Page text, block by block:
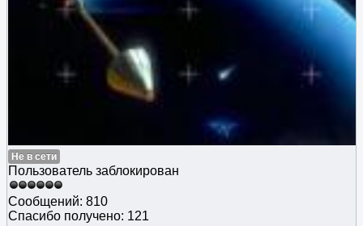
Не в сети
Пользователь заблокирован
Сообщений: 810
Спасибо получено: 121